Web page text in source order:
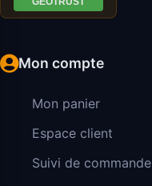
Mon compte
Mon panier
Espace client
Suivi de commande